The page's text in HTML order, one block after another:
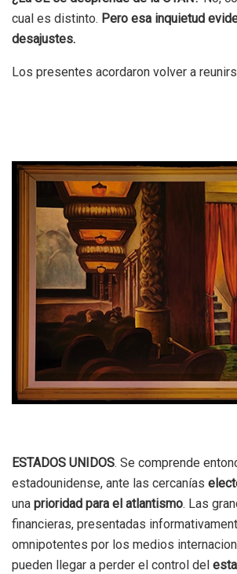
cual es distinto. Pero esa inquietud
desajustes.
Los presentes acordaron volver a
ESTADOS UNIDOS. Se comprende
estadounidense, ante las cercanías
una prioridad para el atlantismo. Las
financieras, presentadas
omnipotentes por los medios
pueden llegar a perder el control del